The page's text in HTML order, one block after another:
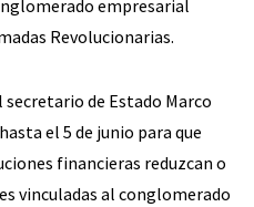
empresarial
Revolucionarias.
de Estado Marco
el 5 de junio para que
financieras reduzcan o
vinculadas al conglomerado